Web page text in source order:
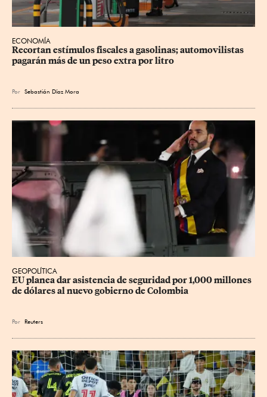
ECONOMÍA
Recortan estímulos fiscales a gasolinas; automovilistas
pagarán más de un peso extra por litro
Por Sebastián Díaz Mora
GEOPOLÍTICA
EU planea dar asistencia de seguridad por 1,000 millones
de dólares al nuevo gobierno de Colombia
Por Reuters